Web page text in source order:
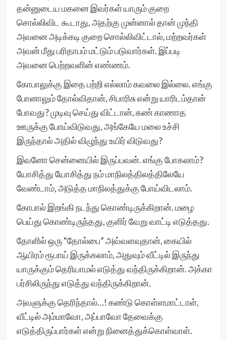
தன்னுடைய மகனை இவர்கள் யாரும் குறை
சொல்லிவிட கூடாது, அதற்கு முன்னால் தான் முந்தி
அவனை அடிக்கடி குறை சொல்லிவிட்டால், மற்றவர்கள்
அவன் மீது பரிதாபம் மட்டும் படுவார்கள். இப்படி
அவனை பெற்றவளின் எண்ணம்.
கோபாலுக்கு இதை பற்றி எல்லாம் கவலை இல்லை. எங்கு
போனாலும் தோல்விதான், சிபாரிசு என்று யாரிடம்தான்
போவது? முடிவு செய்து விட்டான், கண் காணாத
ஊருக்கு போய்விடுவது, அங்கேயே மலை உச்சி
இருந்தால் அதில் விழுந்து உயிர் விடுவது?
இவனோ சென்னையில் இருப்பவன். எங்கு போகலாம்?
யோசித்து யோசித்து நம் மாநிலத்திலத்திலேயே
வேண்டாம், அடுத்த மாநிலத்துக்கு போய்விடலாம்.
கோபால் இறங்கி நடந்து கொண்டிருக்கிறான். மழை
பெய்து கொண்டிருந்தது, குளிர் வேறு வாட்டி எடுத்தது.
தோளில் ஒரு “தோல்பை” அவ்வளவுதான், கையில்
ஆயிரம் ரூபாய் இருக்கலாம், அதுவும் வீட்டில் இருந்து
யாருக்கும் தெரியாமல் எடுத்து வந்திருக்கிறான். அக்கா
பர்சிலிருந்து எடுத்து வந்திருக்கிறான்.
அவளுக்கு தெரிந்தால்…! கண்டு கொள்ளமாட்டாள்,
வீட்டில் அம்மாவோ, அப்பாவோ தேவைக்கு
எடுத்திருப்பார்கள் என்று நினைத்துக்கொள்வாள்.